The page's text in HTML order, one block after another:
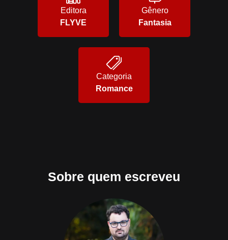
Editora
FLYVE
Gênero
Fantasia
Categoria
Romance
Sobre quem escreveu